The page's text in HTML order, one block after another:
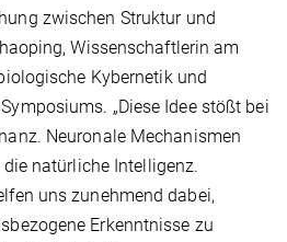
zwischen Struktur und
Wissenschaftlerin am
Kybernetik und
„Diese Idee stößt bei
Neuronale Mechanismen
natürliche Intelligenz.
uns zunehmend dabei,
Erkenntnisse zu